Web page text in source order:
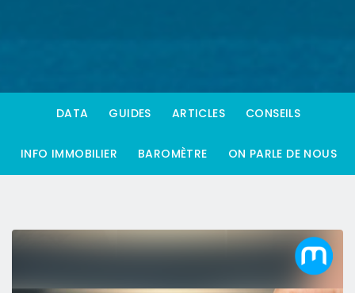
DATA GUIDES ARTICLES CONSEILS
INFO IMMOBILIER BAROMÈTRE ON PARLE DE NOUS